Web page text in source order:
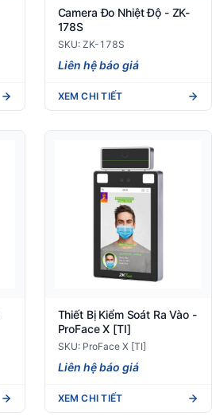
Camera Đo Nhiệt Độ - ZK-
178S
SKU: ZK-178S
Liên hệ báo giá
XEM CHI TIẾT
Thiết Bị Kiểm Soát Ra Vào -
ProFace X [TI]
SKU: ProFace X [TI]
Liên hệ báo giá
XEM CHI TIẾT